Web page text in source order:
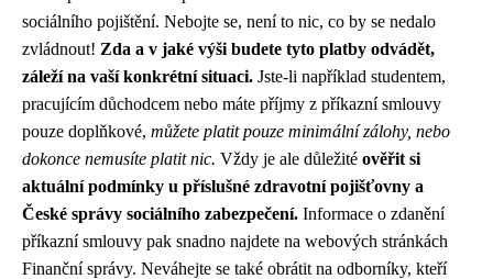
sociálního pojištění. Nebojte se, není to nic, co by se nedalo
zvládnout! Zda a v jaké výši budete tyto platby odvádět,
záleží na vaší konkrétní situaci. Jste-li například studentem,
pracujícím důchodcem nebo máte příjmy z příkazní smlouvy
pouze doplňkové, můžete platit pouze minimální zálohy, nebo
dokonce nemusíte platit nic. Vždy je ale důležité ověřit si
aktuální podmínky u příslušné zdravotní pojišťovny a
České správy sociálního zabezpečení. Informace o zdanění
příkazní smlouvy pak snadno najdete na webových stránkách
Finanční správy. Neváhejte se také obrátit na odborníky, kteří